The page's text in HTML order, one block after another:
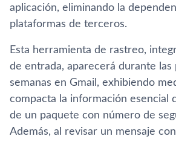
aplicación, eliminando la
plataformas de terceros.
Esta herramienta de rastreo,
de entrada, aparecerá durante las
semanas en Gmail, exhibiendo
compacta la información esencial
de un paquete con número de
Además, al revisar un mensaje